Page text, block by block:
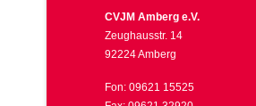
CVJM Amberg e.V.
Zeughausstr. 14
92224 Amberg
Fon: 09621 15525